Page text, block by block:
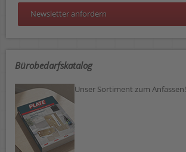
Newsletter anfordern
Bürobedarfskatalog
Unser Sortiment zum Anfassen!